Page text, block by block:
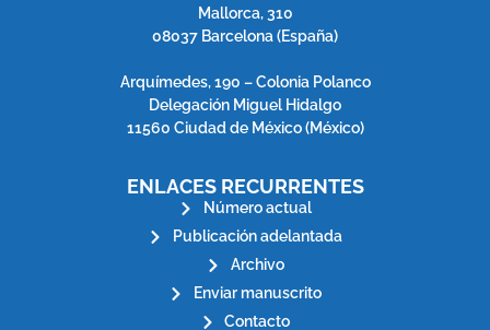
Mallorca, 310
08037 Barcelona (España)
Arquímedes, 190 – Colonia Polanco
Delegación Miguel Hidalgo
11560 Ciudad de México (México)
ENLACES RECURRENTES
Número actual
Publicación adelantada
Archivo
Enviar manuscrito
Contacto